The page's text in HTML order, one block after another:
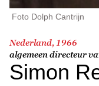
Foto Dolph Cantrijn
Nederland, 1966
algemeen directeur
Simon